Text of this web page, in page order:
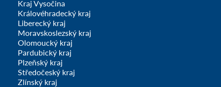
Kraj Vysočina
Královéhradecký kraj
Liberecký kraj
Moravskoslezský kraj
Olomoucký kraj
Pardubický kraj
Plzeňský kraj
Středočeský kraj
Zlínský kraj